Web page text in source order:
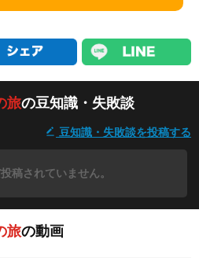
旅の豆知識・失敗談
豆知識・失敗談を投稿する
稿されていません。
旅の動画